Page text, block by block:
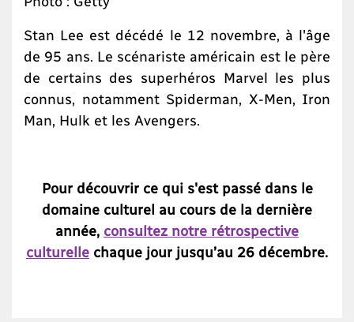
Stan Lee est décédé le 12 novembre, à l'âge
de 95 ans. Le scénariste américain est le père
de certains des superhéros Marvel les plus
connus, notamment Spiderman, X-Men, Iron
Man, Hulk et les Avengers.
Pour découvrir ce qui s'est passé dans le
domaine culturel au cours de la dernière
année, consultez notre rétrospective
culturelle chaque jour jusqu’au 26 décembre.